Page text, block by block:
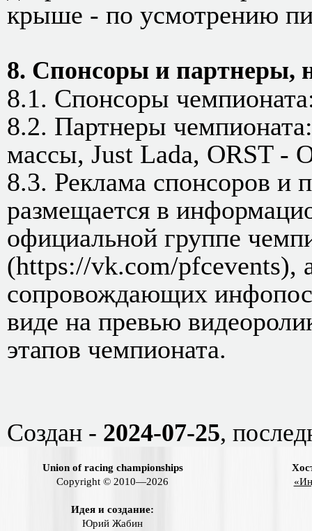
крыше - по усмотрению
8. Спонсоры и партнеры,
8.1. Спонсоры
8.2. Партнеры
массы, Just Lada, ORST -
8.3. Реклама спонсоров и
размещается в
официальной группе
(https://vk.com/pfcevents),
сопровождающих
виде на превью
этапов чемпионата.
Создан - 2024-07-25,
Union of racing championships
Copyright © 2010—2026
Идея и создание:
Юрий Жабин